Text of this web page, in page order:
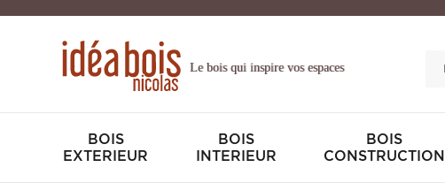
Le bois qui inspire vos espaces
BOIS
EXTERIEUR
BOIS
INTERIEUR
BOIS
CONSTRUCTION